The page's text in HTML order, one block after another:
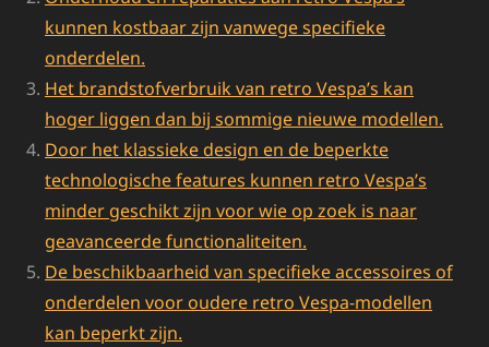
kunnen kostbaar zijn vanwege specifieke
onderdelen.
Het brandstofverbruik van retro Vespa’s kan
hoger liggen dan bij sommige nieuwe modellen.
Door het klassieke design en de beperkte
technologische features kunnen retro Vespa’s
minder geschikt zijn voor wie op zoek is naar
geavanceerde functionaliteiten.
De beschikbaarheid van specifieke accessoires of
onderdelen voor oudere retro Vespa-modellen
kan beperkt zijn.